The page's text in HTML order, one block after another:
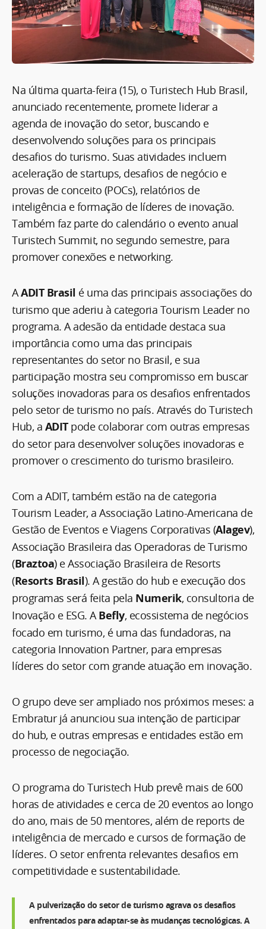
Na última quarta-feira (15), o Turistech Hub Brasil,
anunciado recentemente, promete liderar a
agenda de inovação do setor, buscando e
desenvolvendo soluções para os principais
desafios do turismo. Suas atividades incluem
aceleração de startups, desafios de negócio e
provas de conceito (POCs), relatórios de
inteligência e formação de líderes de inovação.
Também faz parte do calendário o evento anual
Turistech Summit, no segundo semestre, para
promover conexões e networking.
AADIT Brasil é uma das principais associações do
turismo que aderiu à categoria Tourism Leader no
programa. A adesão da entidade destaca sua
importância como uma das principais
representantes do setor no Brasil, e sua
participação mostra seu compromisso em buscar
soluções inovadoras para os desafios enfrentados
pelo setor de turismo no país. Através do Turistech
Hub, a ADITpode colaborar com outras empresas
do setor para desenvolver soluções inovadoras e
promover o crescimento do turismo brasileiro.
Com a ADIT, também estão na de categoria
Tourism Leader, a Associação Latino-Americana de
Gestão de Eventos e Viagens Corporativas (Alagev),
Associação Brasileira das Operadoras de Turismo
(Braztoa) e Associação Brasileira de Resorts
(Resorts Brasil). A gestão do hub e execução dos
programas será feita pela Numerik, consultoria de
Inovação e ESG. ABefly, ecossistema de negócios
focado em turismo, é uma das fundadoras, na
categoria Innovation Partner, para empresas
líderes do setor com grande atuação em inovação.
O grupo deve ser ampliado nos próximos meses: a
Embratur já anunciou sua intenção de participar
do hub, e outras empresas e entidades estão em
processo de negociação.
O programa do Turistech Hub prevê mais de 600
horas de atividades e cerca de 20 eventos ao longo
do ano, mais de 50 mentores, além de reports de
inteligência de mercado e cursos de formação de
líderes. O setor enfrenta relevantes desafios em
competitividade e sustentabilidade.
A pulverização do setor de turismo agrava os desafios
enfrentados para adaptar-se às mudanças tecnológicas. A